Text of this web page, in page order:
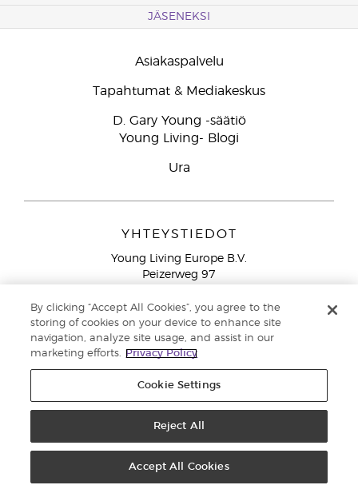
JÄSENEKSI
Asiakaspalvelu
Tapahtumat & Mediakeskus
D. Gary Young -säätiö
Young Living- Blogi
Ura
YHTEYSTIEDOT
Young Living Europe B.V.
Peizerweg 97
Netherlands
Ilmainen yhteydenotto lankanumeroista Suomesta
913 239
Email: asiakaspalvelu@youngliving.com
pidätetään. |Yksityisyydensuoja
By clicking “Accept All Cookies”, you agree to the
storing of cookies on your device to enhance site
navigation, analyze site usage, and assist in our
marketing efforts.
Privacy Policy
Cookie Settings
Reject All
Accept All Cookies